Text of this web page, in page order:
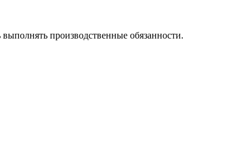
производственные обязанности.